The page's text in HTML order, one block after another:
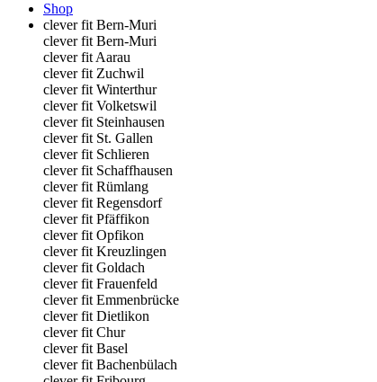
Shop
clever fit Bern-Muri
clever fit Bern-Muri
clever fit Aarau
clever fit Zuchwil
clever fit Winterthur
clever fit Volketswil
clever fit Steinhausen
clever fit St. Gallen
clever fit Schlieren
clever fit Schaffhausen
clever fit Rümlang
clever fit Regensdorf
clever fit Pfäffikon
clever fit Opfikon
clever fit Kreuzlingen
clever fit Goldach
clever fit Frauenfeld
clever fit Emmenbrücke
clever fit Dietlikon
clever fit Chur
clever fit Basel
clever fit Bachenbülach